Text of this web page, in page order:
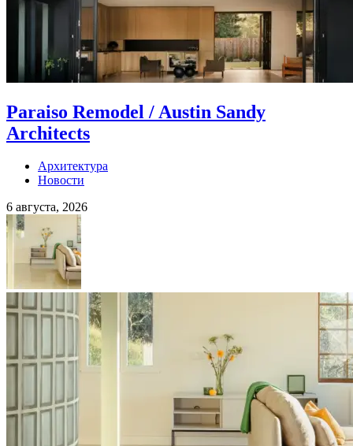
Paraiso Remodel / Austin Sandy
Architects
Архитектура
Новости
6 августа, 2026